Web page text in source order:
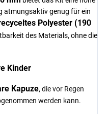
atmungsaktiv genug für ein
Polyester (190
des Materials, ohne die
Kinder
Kapuze, die vor Regen
werden kann.